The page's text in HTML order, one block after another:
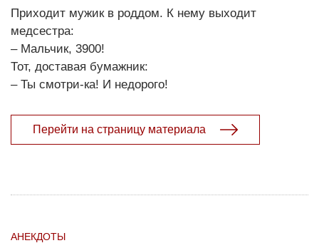
Приходит мужик в роддом. К нему выходит
медсестра:
– Мальчик, 3900!
Тот, доставая бумажник:
– Ты смотри-ка! И недорого!
Перейти на страницу материала
АНЕКДОТЫ